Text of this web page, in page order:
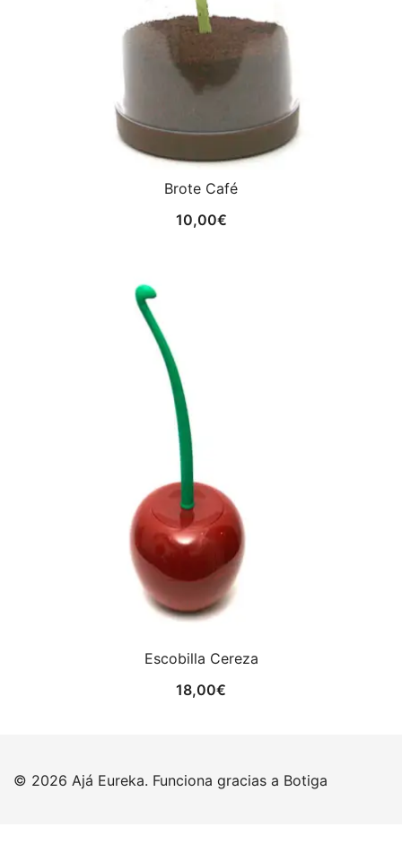
Brote Café
10,00€
Escobilla Cereza
18,00€
© 2026 Ajá Eureka. Funciona gracias a Botiga